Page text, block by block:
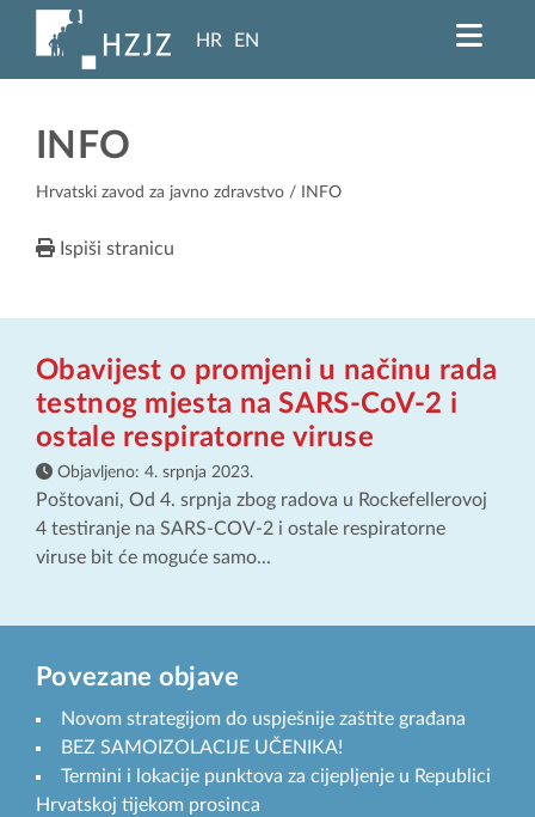
HR EN
INFO
Hrvatski zavod za javno zdravstvo / INFO
Ispiši stranicu
Obavijest o promjeni u načinu rada
testnog mjesta na SARS-CoV-2 i
ostale respiratorne viruse
Objavljeno: 4. srpnja 2023.
Poštovani, Od 4. srpnja zbog radova u Rockefellerovoj
4 testiranje na SARS-COV-2 i ostale respiratorne
viruse bit će moguće samo...
Povezane objave
Novom strategijom do uspješnije zaštite građana
BEZ SAMOIZOLACIJE UČENIKA!
Termini i lokacije punktova za cijepljenje u Republici
Hrvatskoj tijekom prosinca